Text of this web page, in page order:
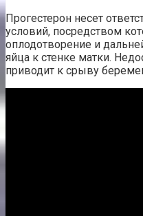
Прогестерон несет
условий, посредством
оплодотворение и
яйца к стенке матки.
приводит к срыву